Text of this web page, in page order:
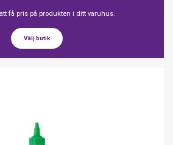
få pris på produkten i ditt varuhus.
Välj butik